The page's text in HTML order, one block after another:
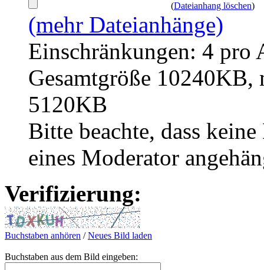
(Dateianhang löschen)
(mehr Dateianhänge)
Einschränkungen: 4 pro
Gesamtgröße
5120KB
Bitte beachte, dass
eines Moderator
Verifizierung:
Buchstaben anhören /Neues Bild laden
Buchstaben aus dem Bild eingeben: